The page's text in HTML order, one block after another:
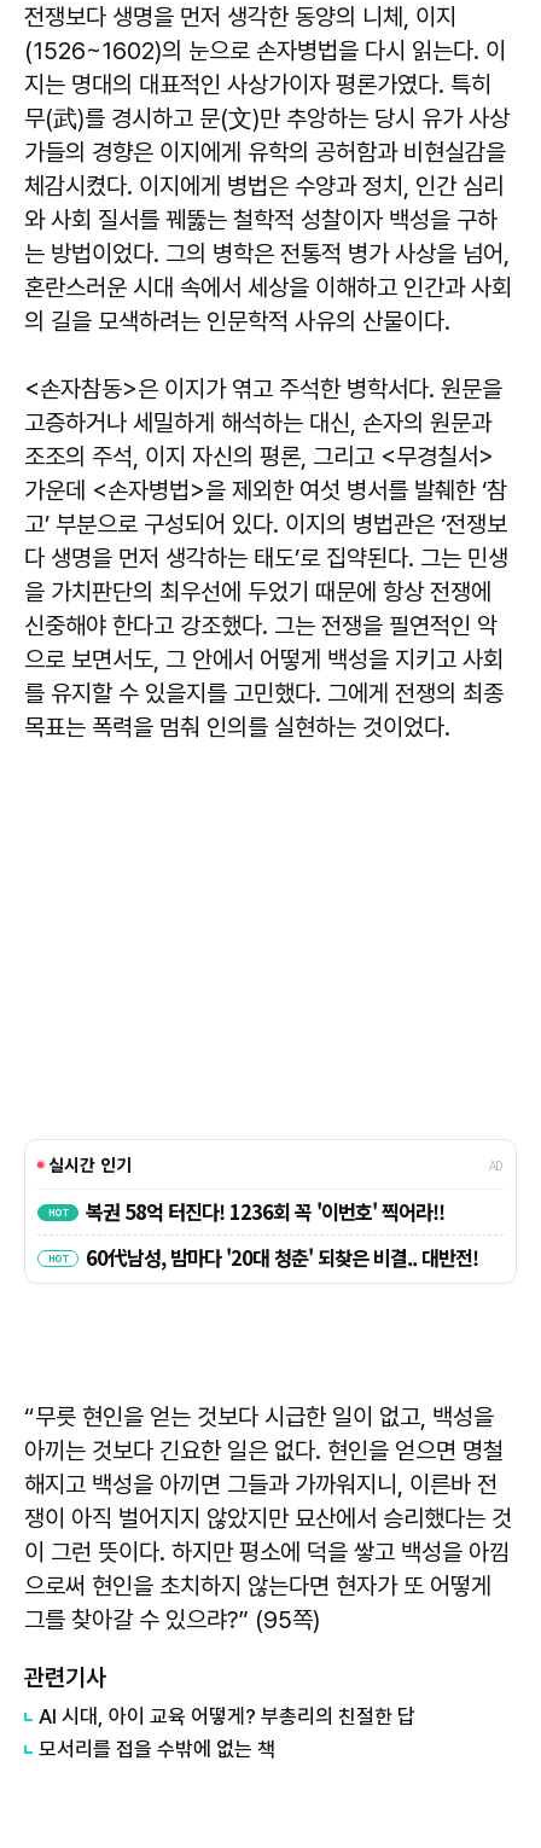
전쟁보다 생명을 먼저 생각한 동양의 니체, 이지
(1526~1602)의 눈으로 손자병법을 다시 읽는다. 이
지는 명대의 대표적인 사상가이자 평론가였다. 특히
무(武)를 경시하고 문(文)만 추앙하는 당시 유가 사상
가들의 경향은 이지에게 유학의 공허함과 비현실감을
체감시켰다. 이지에게 병법은 수양과 정치, 인간 심리
와 사회 질서를 꿰뚫는 철학적 성찰이자 백성을 구하
는 방법이었다. 그의 병학은 전통적 병가 사상을 넘어,
혼란스러운 시대 속에서 세상을 이해하고 인간과 사회
의 길을 모색하려는 인문학적 사유의 산물이다.
<손자참동>은 이지가 엮고 주석한 병학서다. 원문을
고증하거나 세밀하게 해석하는 대신, 손자의 원문과
조조의 주석, 이지 자신의 평론, 그리고 <무경칠서>
가운데 <손자병법>을 제외한 여섯 병서를 발췌한 ‘참
고’ 부분으로 구성되어 있다. 이지의 병법관은 ‘전쟁보
다 생명을 먼저 생각하는 태도’로 집약된다. 그는 민생
을 가치판단의 최우선에 두었기 때문에 항상 전쟁에
신중해야 한다고 강조했다. 그는 전쟁을 필연적인 악
으로 보면서도, 그 안에서 어떻게 백성을 지키고 사회
를 유지할 수 있을지를 고민했다. 그에게 전쟁의 최종
목표는 폭력을 멈춰 인의를 실현하는 것이었다.
“무릇 현인을 얻는 것보다 시급한 일이 없고, 백성을
아끼는 것보다 긴요한 일은 없다. 현인을 얻으면 명철
해지고 백성을 아끼면 그들과 가까워지니, 이른바 전
쟁이 아직 벌어지지 않았지만 묘산에서 승리했다는 것
이 그런 뜻이다. 하지만 평소에 덕을 쌓고 백성을 아낌
으로써 현인을 초치하지 않는다면 현자가 또 어떻게
그를 찾아갈 수 있으랴?” (95쪽)
관련기사
AI 시대, 아이 교육 어떻게? 부총리의 친절한 답
모서리를 접을 수밖에 없는 책